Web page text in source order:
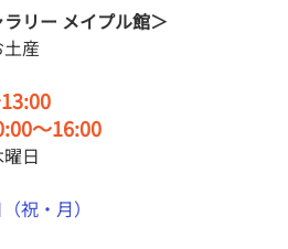
リー メイプル館＞
産
〜16:00
日
祝・月）